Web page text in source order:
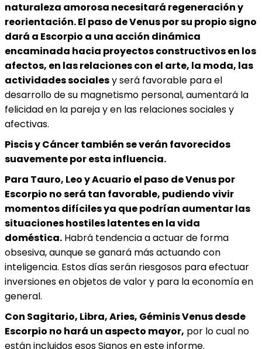
naturaleza amorosa necesitará regeneración y
reorientación. El paso de Venus por su propio signo
dará a Escorpio a una acción dinámica
encaminada hacia proyectos constructivos en los
afectos, en las relaciones con el arte, la moda, las
actividades socialesy será favorable para el
desarrollo de su magnetismo personal, aumentará la
felicidad en la pareja y en las relaciones sociales y
afectivas.
Piscis y Cáncer también se verán favorecidos
suavemente por esta influencia.
Para Tauro, Leo y Acuario el paso de Venus por
Escorpio no será tan favorable, pudiendo vivir
momentos difíciles ya que podrían aumentar las
situaciones hostiles latentes en la vida
doméstica. Habrá tendencia a actuar de forma
obsesiva, aunque se ganará más actuando con
inteligencia. Estos días serán riesgosos para efectuar
inversiones en objetos de valor y para la economía en
general.
Con Sagitario, Libra, Aries, Géminis Venus desde
Escorpio no hará un aspecto mayor, por lo cual no
están incluidos esos Signos en este informe.